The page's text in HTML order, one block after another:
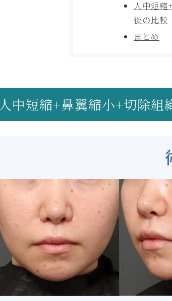
人中短縮
後の比較
まとめ
人中短縮+鼻翼縮小+切除組